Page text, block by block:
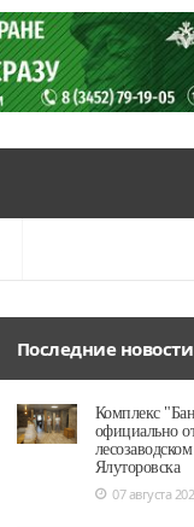
Последние новости
Комплекс
официально
Ялуторовска
07 августа